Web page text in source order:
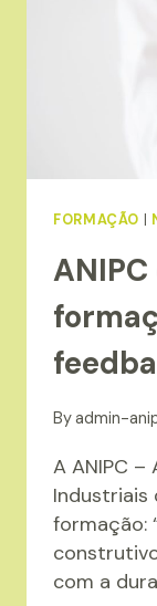
FORMAÇÃO
Byadmin-
A ANIPC
Industriais
formação:
com a